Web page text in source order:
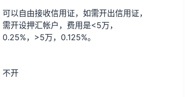
可以自由接收信用证，如需开出信用证，
需开设押汇帐户，费用是<5万，
0.25%，>5万，0.125%。
不开